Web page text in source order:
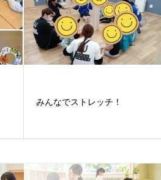
みんなでストレッチ！